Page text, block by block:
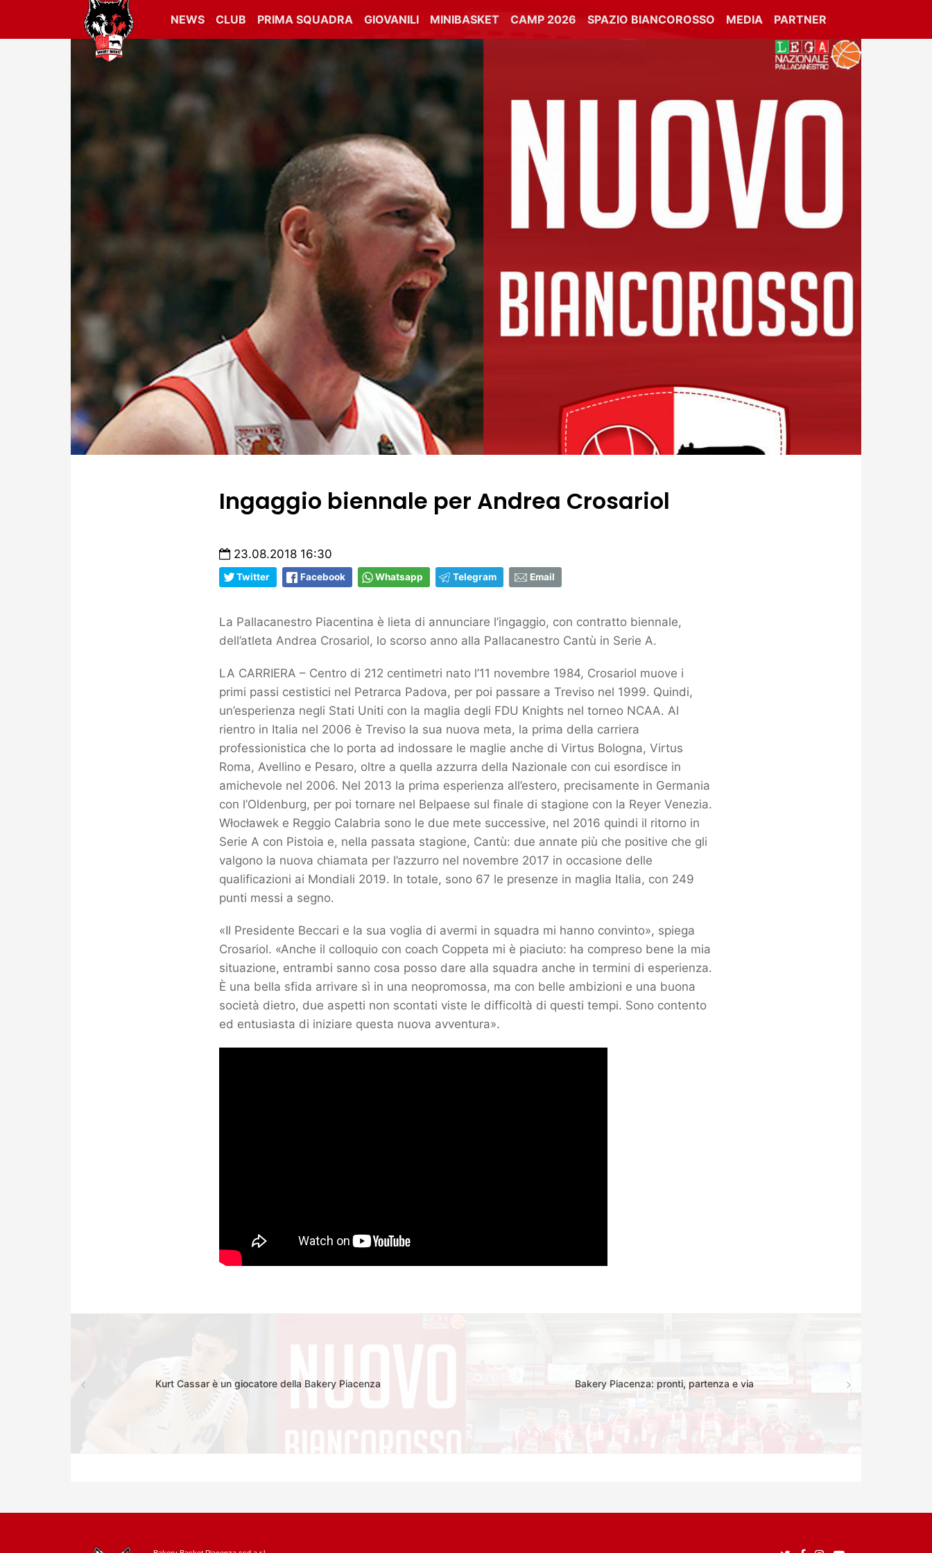
NEWS CLUB PRIMA SQUADRA GIOVANILI MINIBASKET CAMP 2026 SPAZIO BIANCOROSSO MEDIA PARTNER
Ingaggio biennale per Andrea Crosariol
23.08.2018 16:30
Twitter Facebook Whatsapp Telegram Email
La Pallacanestro Piacentina è lieta di annunciare l’ingaggio, con contratto biennale,
dell’atleta Andrea Crosariol, lo scorso anno alla Pallacanestro Cantù in Serie A.
LA CARRIERA – Centro di 212 centimetri nato l’11 novembre 1984, Crosariol muove i
primi passi cestistici nel Petrarca Padova, per poi passare a Treviso nel 1999. Quindi,
un’esperienza negli Stati Uniti con la maglia degli FDU Knights nel torneo NCAA. Al
rientro in Italia nel 2006 è Treviso la sua nuova meta, la prima della carriera
professionistica che lo porta ad indossare le maglie anche di Virtus Bologna, Virtus
Roma, Avellino e Pesaro, oltre a quella azzurra della Nazionale con cui esordisce in
amichevole nel 2006. Nel 2013 la prima esperienza all’estero, precisamente in Germania
con l’Oldenburg, per poi tornare nel Belpaese sul finale di stagione con la Reyer Venezia.
Włocławek e Reggio Calabria sono le due mete successive, nel 2016 quindi il ritorno in
Serie A con Pistoia e, nella passata stagione, Cantù: due annate più che positive che gli
valgono la nuova chiamata per l’azzurro nel novembre 2017 in occasione delle
qualificazioni ai Mondiali 2019. In totale, sono 67 le presenze in maglia Italia, con 249
punti messi a segno.
«Il Presidente Beccari e la sua voglia di avermi in squadra mi hanno convinto», spiega
Crosariol. «Anche il colloquio con coach Coppeta mi è piaciuto: ha compreso bene la mia
situazione, entrambi sanno cosa posso dare alla squadra anche in termini di esperienza.
È una bella sfida arrivare sì in una neopromossa, ma con belle ambizioni e una buona
società dietro, due aspetti non scontati viste le difficoltà di questi tempi. Sono contento
ed entusiasta di iniziare questa nuova avventura».
Kurt Cassar è un giocatore della Bakery Piacenza Bakery Piacenza: pronti, partenza e via